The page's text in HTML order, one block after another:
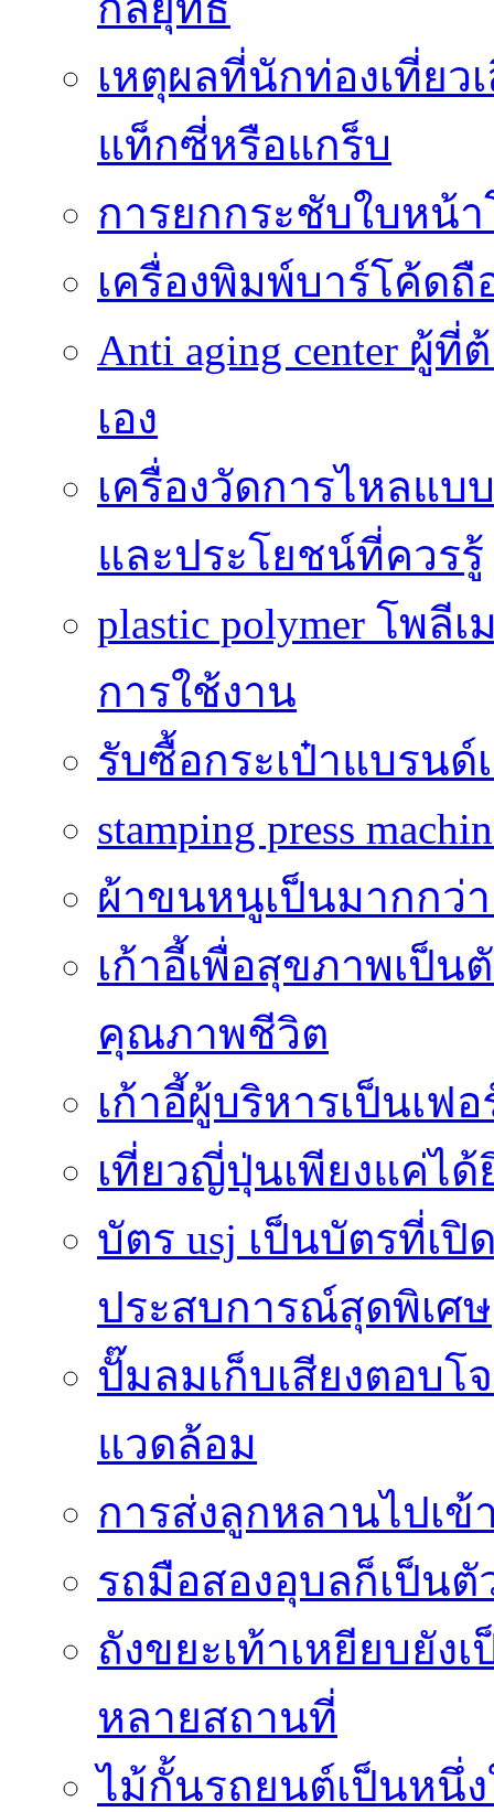
เหตุผลที่นักท่องเที่ย
แท็กซี่หรือแกร็บ
การยกกระชับใบหน้
เครื่องพิมพ์บาร์โค้ด
Anti aging center ผู้
เอง
เครื่องวัดการไหลแ
และประโยชน์ที่ควรรู้
plastic polymer โพ
การใช้งาน
รับซื้อกระเป๋าแบรน
stamping press
ผ้าขนหนูเป็นมากกว่
เก้าอี้เพื่อสุขภาพเป็น
คุณภาพชีวิต
เก้าอี้ผู้บริหารเป็นเฟ
เที่ยวญี่ปุ่นเพียงแค่ไ
บัตร usj เป็นบัตรที่เ
ประสบการณ์สุดพิเศษ
ปั๊มลมเก็บเสียงตอบ
แวดล้อม
การส่งลูกหลานไปเข้
รถมือสองอุบลก็เป็น
ถังขยะเท้าเหยียบยัง
หลายสถานที่
ไม้กั้นรถยนต์เป็นหนึ่